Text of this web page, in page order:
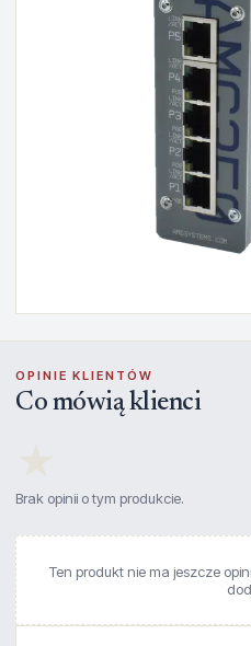
OPINIE KLIENTÓW
Co mówią klienci
Brak opinii o tym produkcie.
Ten produkt nie ma jeszcze